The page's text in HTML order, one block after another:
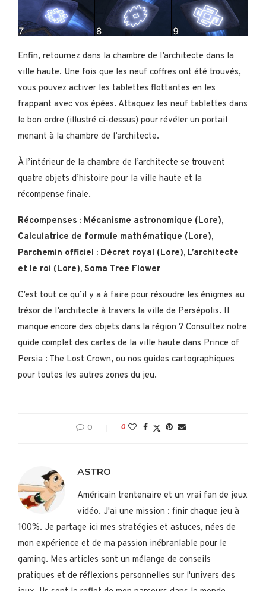
Enfin, retournez dans la chambre de l’architecte dans la
ville haute. Une fois que les neuf coffres ont été trouvés,
vous pouvez activer les tablettes flottantes en les
frappant avec vos épées. Attaquez les neuf tablettes dans
le bon ordre (illustré ci-dessus) pour révéler un portail
menant à la chambre de l’architecte.
À l’intérieur de la chambre de l’architecte se trouvent
quatre objets d’histoire pour la ville haute et la
récompense finale.
Récompenses : Mécanisme astronomique (Lore),
Calculatrice de formule mathématique (Lore),
Parchemin officiel : Décret royal (Lore), L’architecte
et le roi (Lore), Soma Tree Flower
C’est tout ce qu’il y a à faire pour résoudre les énigmes au
trésor de l’architecte à travers la ville de Persépolis. Il
manque encore des objets dans la région ? Consultez notre
guide complet des cartes de la ville haute dans Prince of
Persia : The Lost Crown, ou nos guides cartographiques
pour toutes les autres zones du jeu.
0 0
ASTRO
Américain trentenaire et un vrai fan de jeux
vidéo. J'ai une mission : finir chaque jeu à
100%. Je partage ici mes stratégies et astuces, nées de
mon expérience et de ma passion inébranlable pour le
gaming. Mes articles sont un mélange de conseils
pratiques et de réflexions personnelles sur l'univers des